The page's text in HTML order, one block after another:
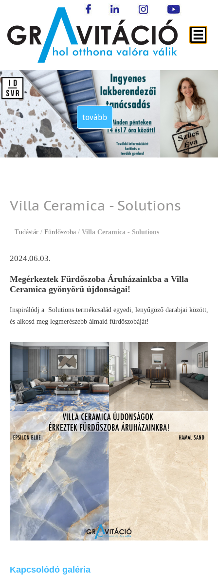
tovább
tovább
tovább
tovább
Villa Ceramica - Solutions
Tudástár / Fürdőszoba / Villa Ceramica - Solutions
2024.06.03.
Megérkeztek Fürdőszoba Áruházainkba a Villa
Ceramica gyönyörű újdonságai!
Inspirálódj a Solutions termékcsalád egyedi, lenyűgöző darabjai között,
és alkosd meg legmerészebb álmaid fürdőszobáját!
Kapcsolódó galéria